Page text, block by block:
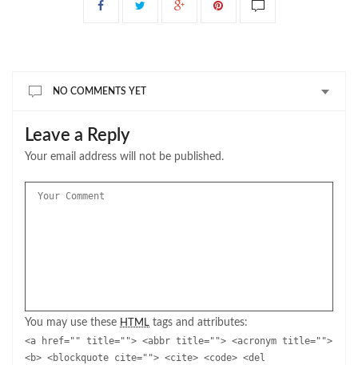
NO COMMENTS YET
Leave a Reply
Your email address will not be published.
You may use these HTML tags and attributes:
<a href="" title=""> <abbr title=""> <acronym title="">
<b> <blockquote cite=""> <cite> <code> <del